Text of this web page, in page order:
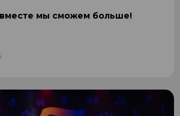
мы сможем больше!